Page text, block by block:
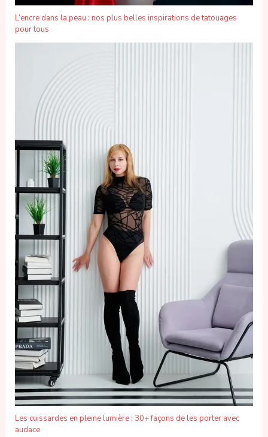
L’encre dans la peau : nos plus belles inspirations de tatouages
pour tous
Les cuissardes en pleine lumière : 30+ façons de les porter avec
audace